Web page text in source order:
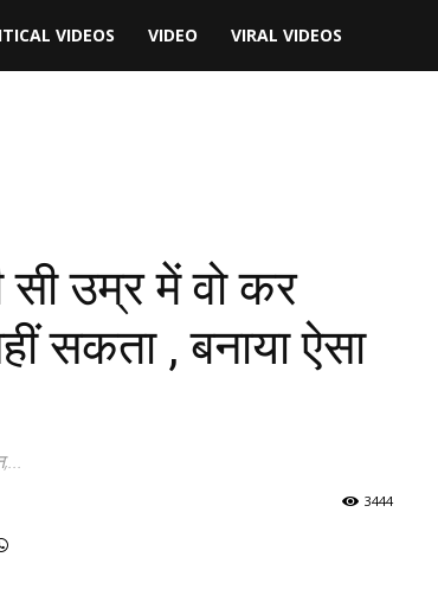
VIDEOS VIDEO VIRAL VIDEOS
सी उम्र में वो कर
सकता , बनाया ऐसा
3444